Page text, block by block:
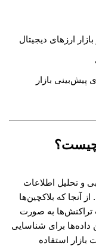
ارزهای دیجیتال
پیش‌بینی بازار
و تحلیل اطلاعات
که بلاکچین‌ها
تراکنش‌ها به صورت
برای شناسایی
استفاده